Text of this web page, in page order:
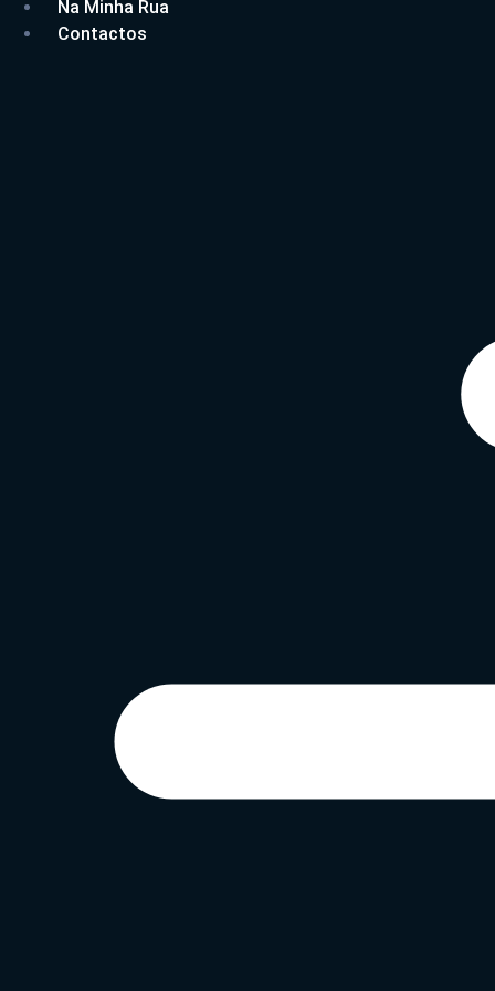
Na Minha Rua
Contactos